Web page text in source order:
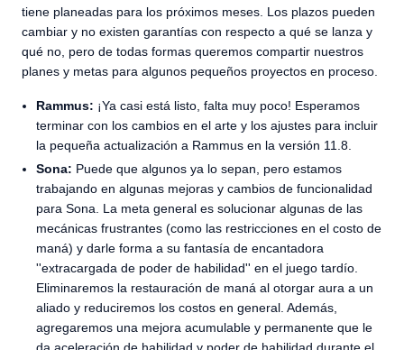
tiene planeadas para los próximos meses. Los plazos pueden
cambiar y no existen garantías con respecto a qué se lanza y
qué no, pero de todas formas queremos compartir nuestros
planes y metas para algunos pequeños proyectos en proceso.
Rammus: ¡Ya casi está listo, falta muy poco! Esperamos
terminar con los cambios en el arte y los ajustes para incluir
la pequeña actualización a Rammus en la versión 11.8.
Sona: Puede que algunos ya lo sepan, pero estamos
trabajando en algunas mejoras y cambios de funcionalidad
para Sona. La meta general es solucionar algunas de las
mecánicas frustrantes (como las restricciones en el costo de
maná) y darle forma a su fantasía de encantadora
''extracargada de poder de habilidad'' en el juego tardío.
Eliminaremos la restauración de maná al otorgar aura a un
aliado y reduciremos los costos en general. Además,
agregaremos una mejora acumulable y permanente que le